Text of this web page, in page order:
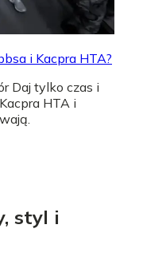
i Kacpra HTA?
Daj tylko czas i
HTA i
styl i